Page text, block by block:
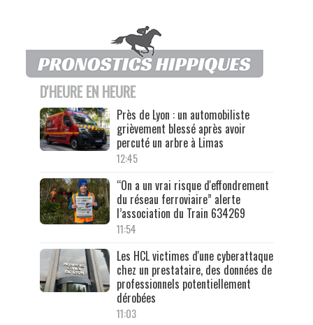
D'HEURE EN HEURE
Près de Lyon : un automobiliste
grièvement blessé après avoir
percuté un arbre à Limas
12:45
“On a un vrai risque d'effondrement
du réseau ferroviaire” alerte
l’association du Train 634269
11:54
Les HCL victimes d'une cyberattaque
chez un prestataire, des données de
professionnels potentiellement
dérobées
11:03